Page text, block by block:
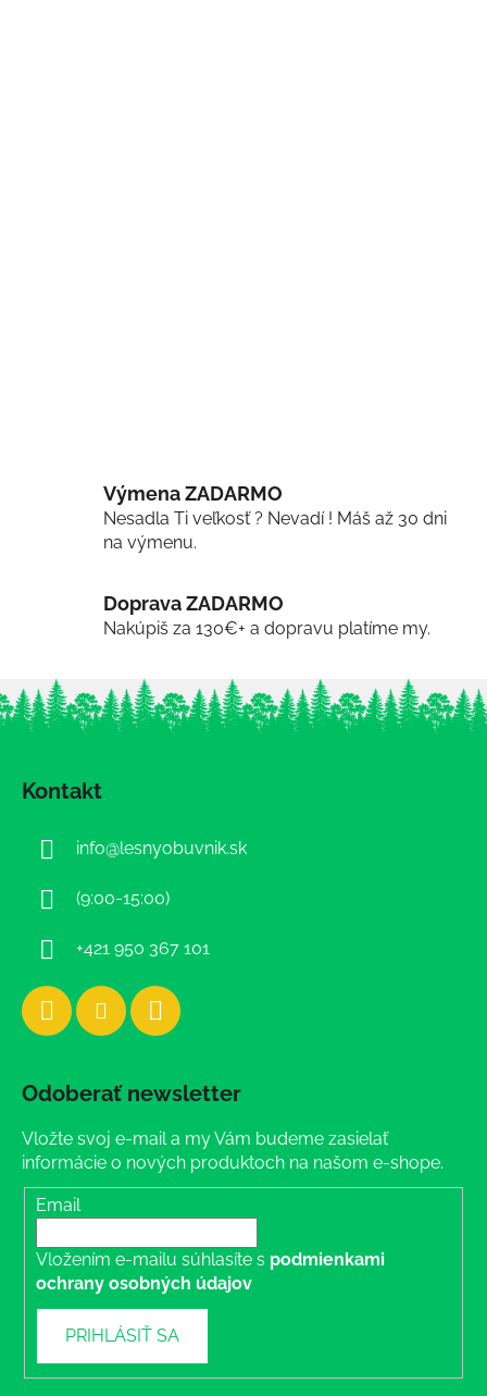
Výmena ZADARMO
Nesadla Ti veľkosť ? Nevadí ! Máš až 30 dni
na výmenu.
Doprava ZADARMO
Nakúpiš za 130€+ a dopravu platíme my.
Kontakt
info@lesnyobuvnik.sk
(9:00-15:00)
+421 950 367 101
Odoberať newsletter
Vložte svoj e-mail a my Vám budeme zasielať
informácie o nových produktoch na našom e-shope.
Email
Vložením e-mailu súhlasíte s podmienkami
ochrany osobných údajov
PRIHLÁSIŤ SA